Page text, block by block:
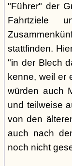
"Führer" der
Fahrtziele
stattfinden.
"in der Blech
kenne, weil er
würden auch
und teilweise
von den
auch nach
noch nicht